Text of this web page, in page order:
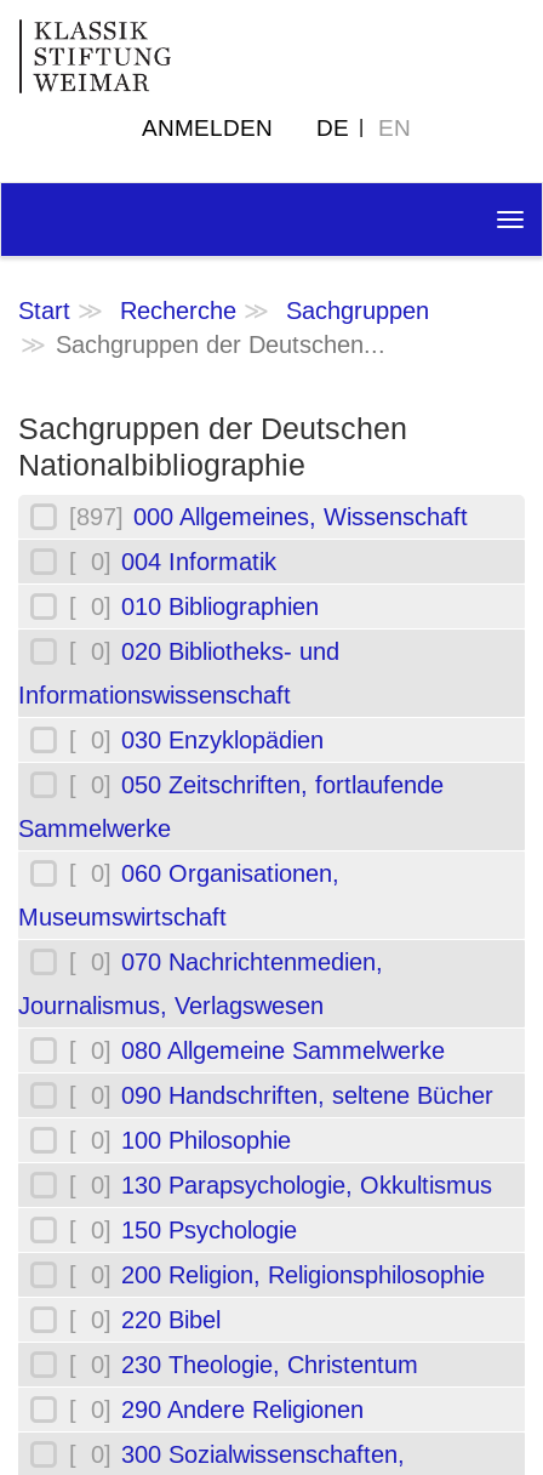
ANMELDEN DE EN
Start Recherche
Sachgruppen
Sachgruppen der Deutschen...
Sachgruppen der Deutschen
Nationalbibliographie
[897] 000 Allgemeines, Wissenschaft
[ 0] 004 Informatik
[ 0] 010 Bibliographien
[ 0] 020 Bibliotheks- und
Informationswissenschaft
[ 0] 030 Enzyklopädien
[ 0] 050 Zeitschriften, fortlaufende
Sammelwerke
[ 0] 060 Organisationen,
Museumswirtschaft
[ 0] 070 Nachrichtenmedien,
Journalismus, Verlagswesen
[ 0] 080 Allgemeine Sammelwerke
[ 0] 090 Handschriften, seltene Bücher
[ 0] 100 Philosophie
[ 0] 130 Parapsychologie, Okkultismus
[ 0] 150 Psychologie
[ 0] 200 Religion, Religionsphilosophie
[ 0] 220 Bibel
[ 0] 230 Theologie, Christentum
[ 0] 290 Andere Religionen
[ 0] 300 Sozialwissenschaften,